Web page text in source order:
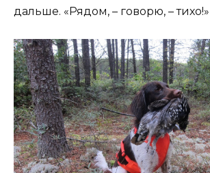
дальше. «Рядом, – говорю, – тихо!»